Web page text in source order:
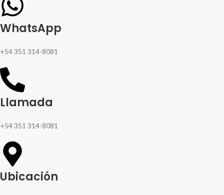
WhatsApp
+54 351 314-8081
Llamada
+54 351 314-8081
Ubicación